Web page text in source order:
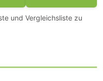
und Vergleichsliste zu